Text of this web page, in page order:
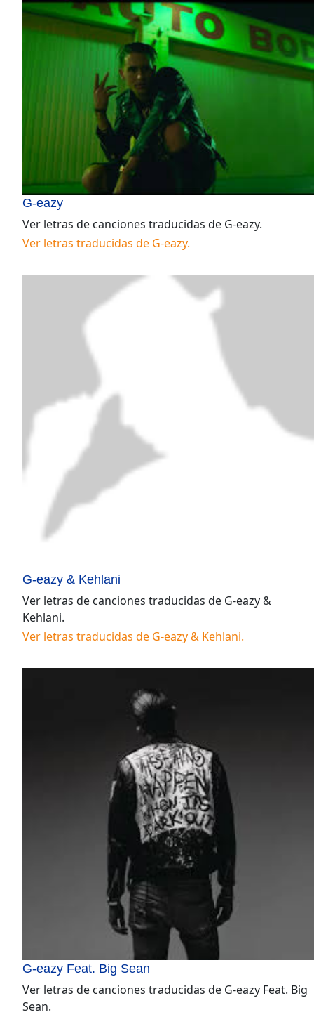
G-eazy
Ver letras de canciones traducidas de G-eazy.
Ver letras traducidas de G-eazy.
G-eazy & Kehlani
Ver letras de canciones traducidas de G-eazy &
Kehlani.
Ver letras traducidas de G-eazy & Kehlani.
G-eazy Feat. Big Sean
Ver letras de canciones traducidas de G-eazy Feat. Big
Sean.